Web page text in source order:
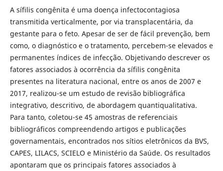
A sífilis congênita é uma doença infectocontagiosa
transmitida verticalmente, por via transplacentária, da
gestante para o feto. Apesar de ser de fácil prevenção, bem
como, o diagnóstico e o tratamento, percebem-se elevados e
permanentes índices de infecção. Objetivando descrever os
fatores associados à ocorrência da sífilis congênita
presentes na literatura nacional, entre os anos de 2007 e
2017, realizou-se um estudo de revisão bibliográfica
integrativo, descritivo, de abordagem quantiqualitativa.
Para tanto, coletou-se 45 amostras de referenciais
bibliográficos compreendendo artigos e publicações
governamentais, encontrados nos sítios eletrônicos da BVS,
CAPES, LILACS, SCIELO e Ministério da Saúde. Os resultados
apontaram que os principais fatores associados à